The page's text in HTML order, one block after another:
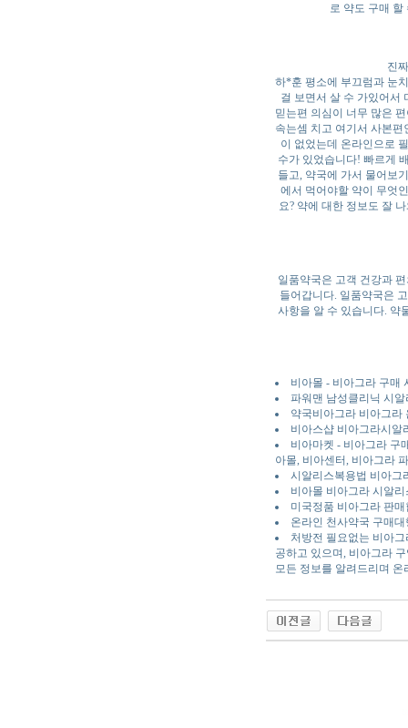
로 약도 구매 할
진
하*훈 평소에 부끄럼과 눈
걸 보면서 살 수 가있어서
믿는편 의심이 너무 많은
속는셈 치고 여기서 사본
이 없었는데 온라인으로
수가 있었습니다! 빠르게
들고, 약국에 가서 물어보
에서 먹어야할 약이 무엇
요? 약에 대한 정보도 잘
일품약국은 고객 건강과
들어갑니다. 일품약국은
사항을 알 수 있습니다. 약
비아몰 - 비아그라 구매
파워맨 남성클리닉 시
약국비아그라 비아그라
비아스샵 비아그라시알
비아마켓 - 비아그라 구
아몰, 비아센터, 비아그라
시알리스복용법 비아그
비아몰 비아그라 시알
미국정품 비아그라 판
온라인 천사약국 구매
처방전 필요없는 비아
공하고 있으며, 비아그라
모든 정보를 알려드리며